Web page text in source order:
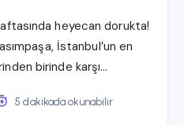
heyecan dorukta!
İstanbul’un en
birinde karşı…
5 dakikada okunabilir